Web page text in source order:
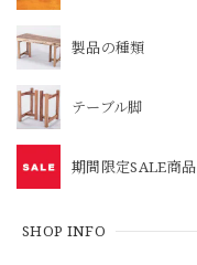
製品の種類
テーブル脚
期間限定SALE商品
SHOP INFO